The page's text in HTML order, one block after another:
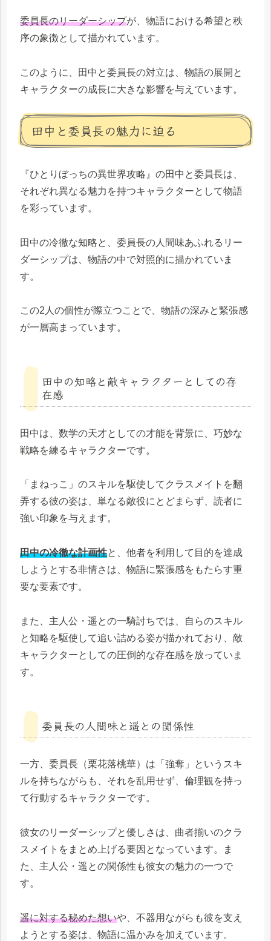
委員長のリーダーシップが、物語における希望と秩
序の象徴として描かれています。
このように、田中と委員長の対立は、物語の展開と
キャラクターの成長に大きな影響を与えています。
田中と委員長の魅力に迫る
『ひとりぼっちの異世界攻略』の田中と委員長は、
それぞれ異なる魅力を持つキャラクターとして物語
を彩っています。
田中の冷徹な知略と、委員長の人間味あふれるリー
ダーシップは、物語の中で対照的に描かれていま
す。
この2人の個性が際立つことで、物語の深みと緊張感
が一層高まっています。
田中の知略と敵キャラクターとしての存
在感
田中は、数学の天才としての才能を背景に、巧妙な
戦略を練るキャラクターです。
「まねっこ」のスキルを駆使してクラスメイトを翻
弄する彼の姿は、単なる敵役にとどまらず、読者に
強い印象を与えます。
田中の冷徹な計画性と、他者を利用して目的を達成
しようとする非情さは、物語に緊張感をもたらす重
要な要素です。
また、主人公・遥との一騎討ちでは、自らのスキル
と知略を駆使して追い詰める姿が描かれており、敵
キャラクターとしての圧倒的な存在感を放っていま
す。
委員長の人間味と遥との関係性
一方、委員長（栗花落桃華）は「強奪」というスキ
ルを持ちながらも、それを乱用せず、倫理観を持っ
て行動するキャラクターです。
彼女のリーダーシップと優しさは、曲者揃いのクラ
スメイトをまとめ上げる要因となっています。ま
た、主人公・遥との関係性も彼女の魅力の一つで
す。
遥に対する秘めた想いや、不器用ながらも彼を支え
ようとする姿は、物語に温かみを加えています。